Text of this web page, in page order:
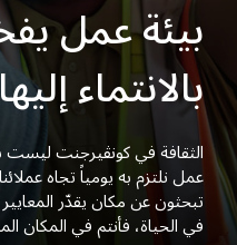
بيئة عمل
بالانتماء
الثقافة في كونڤيرجنت
عمل نلتزم به يومياً تجاه
تبحثون عن مكان يقدّر المعايير
في الحياة، فأنتم في المكان